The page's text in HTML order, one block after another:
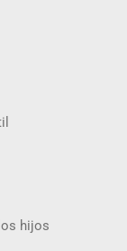
hijos